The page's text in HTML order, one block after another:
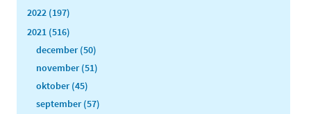
2022 (197)
2021 (516)
december (50)
november (51)
oktober (45)
september (57)